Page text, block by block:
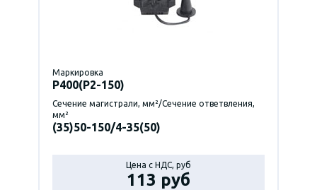
Маркировка
P400(Р2-150)
Сечение магистрали, мм²/Сечение ответвления,
мм²
(35)50-150/4-35(50)
Цена с НДС, руб
113 руб